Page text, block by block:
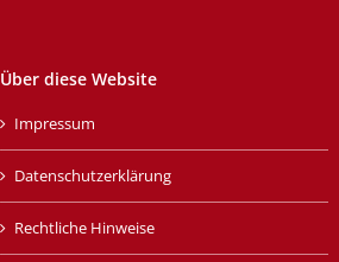
Über diese Website
Impressum
Datenschutzerklärung
Rechtliche Hinweise